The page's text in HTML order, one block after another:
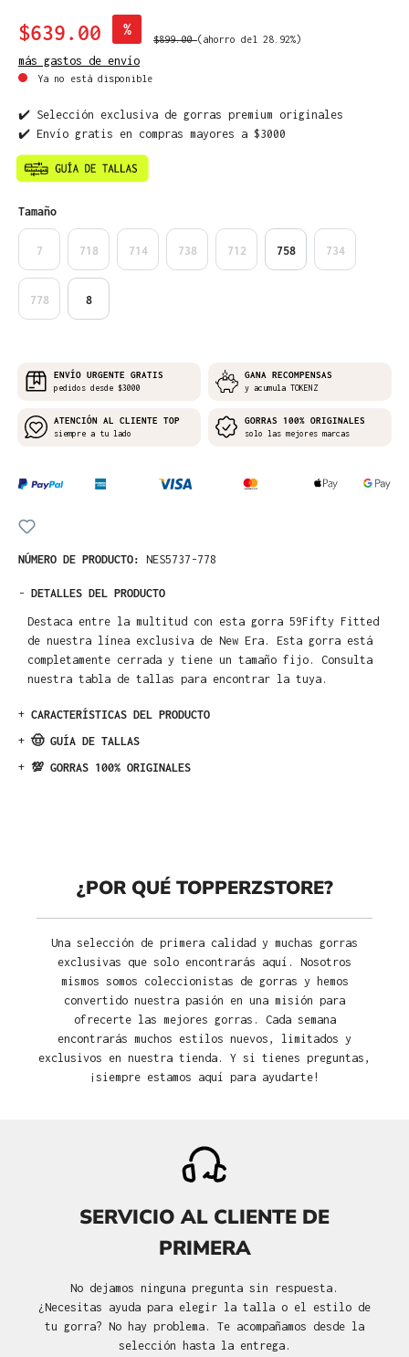
$639.00 %
$899.00(ahorro del 28.92%)
más gastos de envío
Ya no está disponible
✔️ Selección exclusiva de gorras premium originales
✔️ Envío gratis en compras mayores a $3000
Seleccione
Tamaño
7 718 714 738 712 758 734
778 8
ENVÍO URGENTE GRATIS
pedidos desde $3000
GANA RECOMPENSAS
y acumula TOKENZ
ATENCIÓN AL CLIENTE TOP
siempre a tu lado
GORRAS 100% ORIGINALES
solo las mejores marcas
NÚMERO DE PRODUCTO: NES5737-778
- DETALLES DEL PRODUCTO
Destaca entre la multitud con esta gorra 59Fifty Fitted
de nuestra línea exclusiva de New Era. Esta gorra está
completamente cerrada y tiene un tamaño fijo. Consulta
nuestra tabla de tallas para encontrar la tuya.
+ CARACTERÍSTICAS DEL PRODUCTO
+ 🤠 GUÍA DE TALLAS
+ 💯 GORRAS 100% ORIGINALES
¿POR QUÉ TOPPERZSTORE?
Una selección de primera calidad y muchas gorras
exclusivas que solo encontrarás aquí. Nosotros
mismos somos coleccionistas de gorras y hemos
convertido nuestra pasión en una misión para
ofrecerte las mejores gorras. Cada semana
encontrarás muchos estilos nuevos, limitados y
exclusivos en nuestra tienda. Y si tienes preguntas,
¡siempre estamos aquí para ayudarte!
SERVICIO AL CLIENTE DE
PRIMERA
No dejamos ninguna pregunta sin respuesta.
¿Necesitas ayuda para elegir la talla o el estilo de
tu gorra? No hay problema. Te acompañamos desde la
selección hasta la entrega.